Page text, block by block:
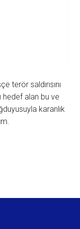
terör saldırısını
hedef alan bu ve
karanlık